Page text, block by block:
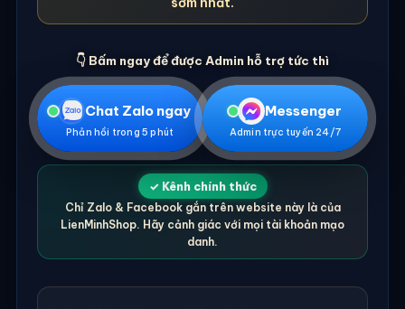
👇 Bấm ngay để được Admin hỗ trợ tức thì
Chat Zalo ngay
Phản hồi trong 5 phút
Messenger
Admin trực tuyến 24/7
✓ Kênh chính thức
Chỉ Zalo & Facebook gắn trên website này là của
LienMinhShop. Hãy cảnh giác với mọi tài khoản mạo
danh.